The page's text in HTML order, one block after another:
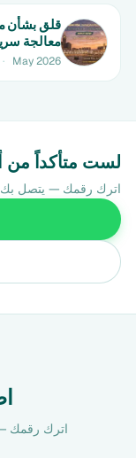
قلق بشأن
معالجة
· May 2026
لست متأكداً من
اترك رقمك — يتصل بك
اترك رقمك